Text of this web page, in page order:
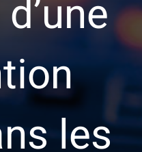
les